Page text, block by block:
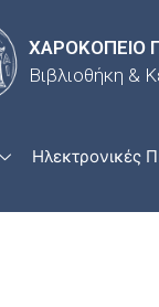
ΧΑΡΟΚΟΠΕΙΟ
Βιβλιοθήκη &
Ηλεκτρονικές